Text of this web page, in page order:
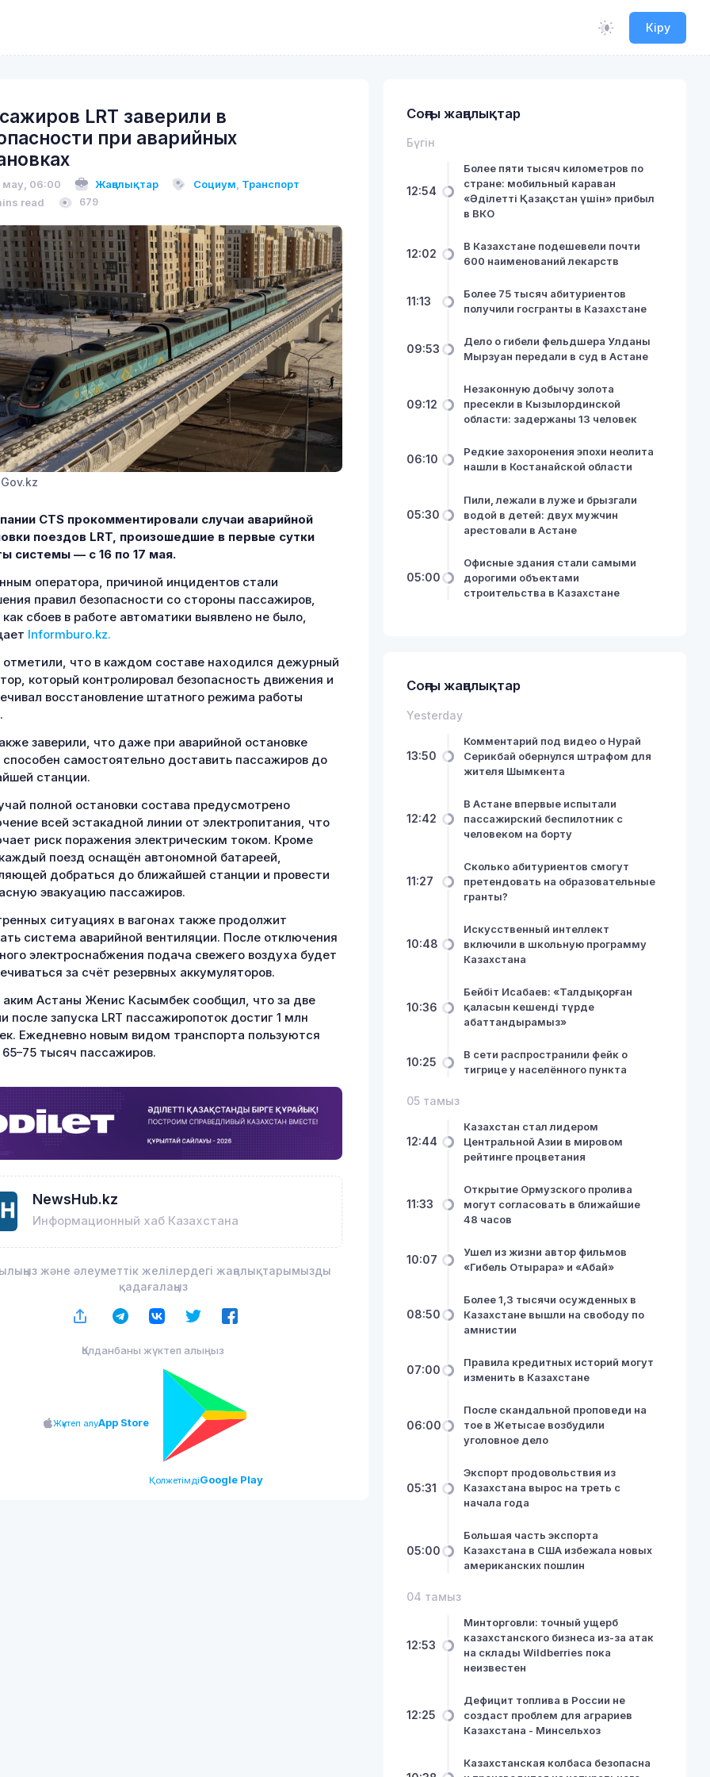
Кіру
LRT заверили в
при аварийных
мау, 06:00 Жаңалықтар Социум, Транспорт
read
679
CTS прокомментировали случаи аварийной
поездов LRT, произошедшие в первые сутки
системы — с 16 по 17 мая.
оператора, причиной инцидентов стали
правил безопасности со стороны пассажиров,
сбоев в работе автоматики выявлено не было,
Informburo.kz.
отметили, что в каждом составе находился дежурный
который контролировал безопасность движения и
восстановление штатного режима работы
заверили, что даже при аварийной остановке
способен самостоятельно доставить пассажиров до
станции.
полной остановки состава предусмотрено
всей эстакадной линии от электропитания, что
риск поражения электрическим током. Кроме
поезд оснащён автономной батареей,
добраться до ближайшей станции и провести
эвакуацию пассажиров.
ситуациях в вагонах также продолжит
система аварийной вентиляции. После отключения
электроснабжения подача свежего воздуха будет
за счёт резервных аккумуляторов.
аким Астаны Женис Касымбек сообщил, что за две
после запуска LRT пассажиропоток достиг 1 млн
Ежедневно новым видом транспорта пользуются
тысяч пассажиров.
NewsHub.kz
Информационный хаб Казахстана
және әлеуметтік желілердегі жаңалықтарымызды
қадағалаңыз
Қолданбаны жүктеп алыңыз
Жүктеп алуApp Store
ҚолжетімдіGoogle Play
Соңғы жаңалықтар
Бүгін
12:54
Более пяти тысяч километров по
стране: мобильный караван
«Әділетті Қазақстан үшін» прибыл
в ВКО
12:02
В Казахстане подешевели почти
600 наименований лекарств
11:13
Более 75 тысяч абитуриентов
получили госгранты в Казахстане
09:53
Дело о гибели фельдшера Улданы
Мырзуан передали в суд в Астане
09:12
Незаконную добычу золота
пресекли в Кызылординской
области: задержаны 13 человек
06:10
Редкие захоронения эпохи неолита
нашли в Костанайской области
05:30
Пили, лежали в луже и брызгали
водой в детей: двух мужчин
арестовали в Астане
05:00
Офисные здания стали самыми
дорогими объектами
строительства в Казахстане
Соңғы жаңалықтар
Yesterday
13:50
Комментарий под видео о Нурай
Серикбай обернулся штрафом для
жителя Шымкента
12:42
В Астане впервые испытали
пассажирский беспилотник с
человеком на борту
11:27
Сколько абитуриентов смогут
претендовать на образовательные
гранты?
10:48
Искусственный интеллект
включили в школьную программу
Казахстана
10:36
Бейбіт Исабаев: «Талдықорған
қаласын кешенді түрде
абаттандырамыз»
10:25
В сети распространили фейк о
тигрице у населённого пункта
05 тамыз
12:44
Казахстан стал лидером
Центральной Азии в мировом
рейтинге процветания
11:33
Открытие Ормузского пролива
могут согласовать в ближайшие
48 часов
10:07
Ушел из жизни автор фильмов
«Гибель Отырара» и «Абай»
08:50
Более 1,3 тысячи осужденных в
Казахстане вышли на свободу по
амнистии
07:00
Правила кредитных историй могут
изменить в Казахстане
06:00
После скандальной проповеди на
тое в Жетысае возбудили
уголовное дело
05:31
Экспорт продовольствия из
Казахстана вырос на треть с
начала года
05:00
Большая часть экспорта
Казахстана в США избежала новых
американских пошлин
04 тамыз
12:53
Минторговли: точный ущерб
казахстанского бизнеса из-за атак
на склады Wildberries пока
неизвестен
12:25
Дефицит топлива в России не
создаст проблем для аграриев
Казахстана - Минсельхоз
Казахстанская колбаса безопасна